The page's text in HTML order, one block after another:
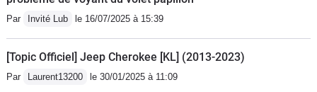
!!J'avais déjà eu l'occasion de tester ce véhicule en
Longitude BVM 2014 et Cherokee 2.0 Limited BVA
Par Invité Lub le 16/07/2025 à 15:39
[Topic Officiel] Jeep Cherokee [KL] (2013-2023)
Par Laurent13200 le 30/01/2025 à 11:09